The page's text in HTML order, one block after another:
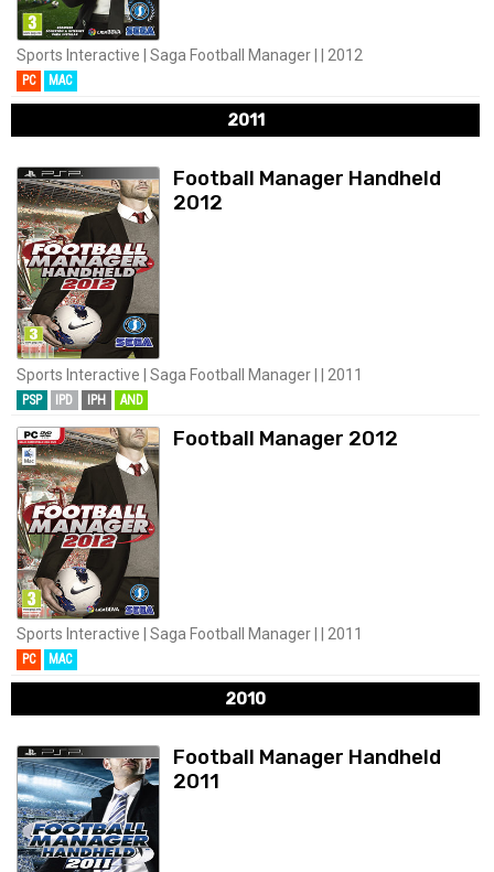
Sports Interactive | Saga Football Manager | | 2012
PC MAC
2011
Football Manager Handheld
2012
Sports Interactive | Saga Football Manager | | 2011
PSP IPD IPH AND
Football Manager 2012
Sports Interactive | Saga Football Manager | | 2011
PC MAC
2010
Football Manager Handheld
2011